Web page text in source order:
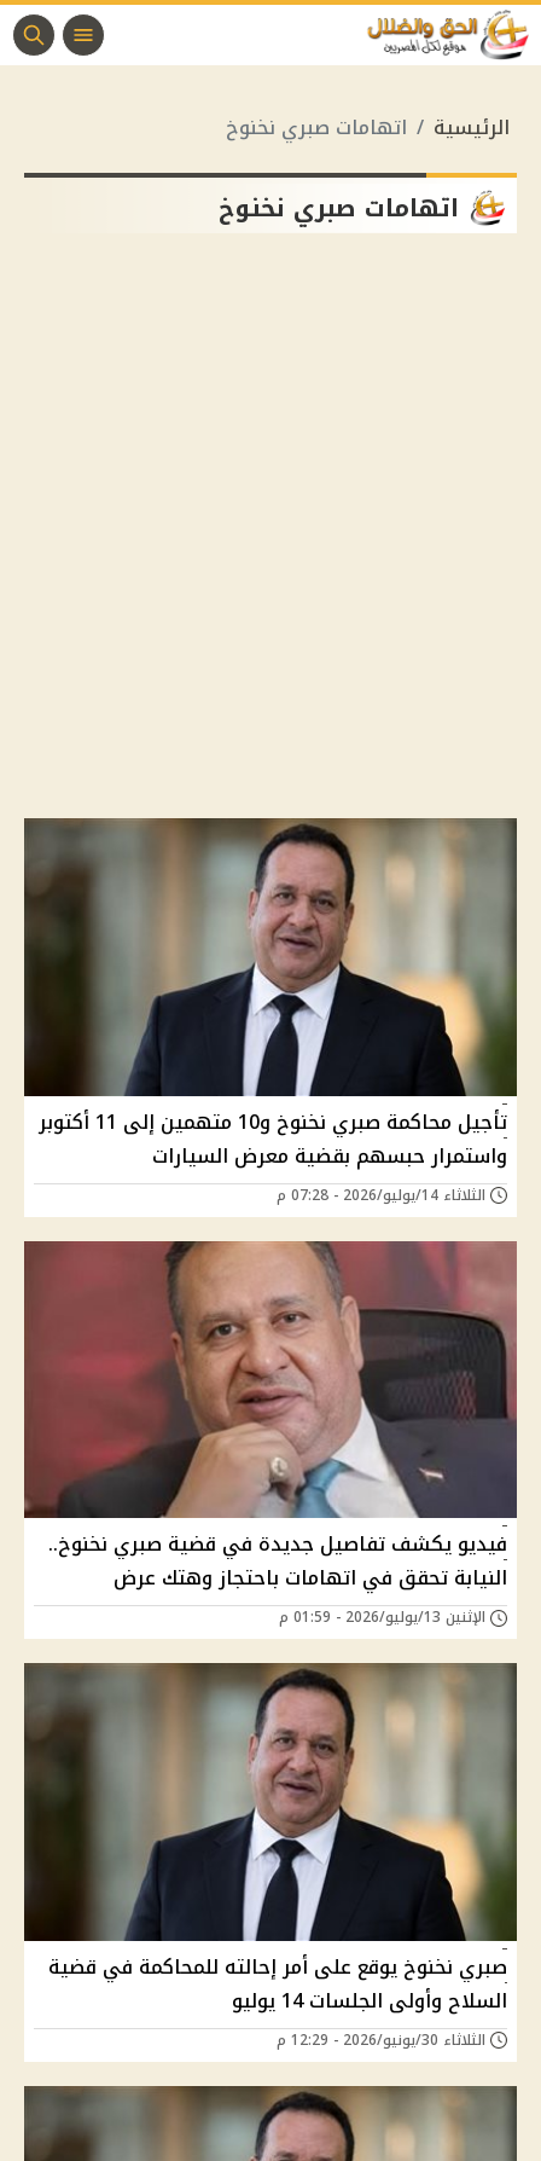
الرئيسية اتهامات صبري نخنوخ
اتهامات صبري نخنوخ
تأجيل محاكمة صبري نخنوخ و10 متهمين إلى 11 أكتوبر
واستمرار حبسهم بقضية معرض السيارات
الثلاثاء 14/يوليو/2026 - 07:28 م
فيديو يكشف تفاصيل جديدة في قضية صبري نخنوخ..
النيابة تحقق في اتهامات باحتجاز وهتك عرض
الإثنين 13/يوليو/2026 - 01:59 م
صبري نخنوخ يوقع على أمر إحالته للمحاكمة في قضية
السلاح وأولى الجلسات 14 يوليو
الثلاثاء 30/يونيو/2026 - 12:29 م